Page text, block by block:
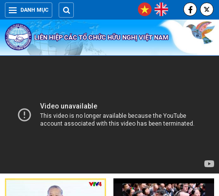
DANH MỤC
LIÊN HIỆP CÁC TỔ CHỨC HỮU NGHỊ VIỆT NAM